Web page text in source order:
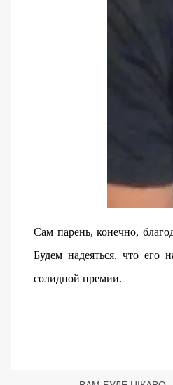
Сам парень, конечно,
Будем надеяться, что его
солидной премии.